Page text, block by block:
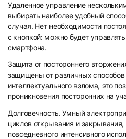
Удаленное управление
выбирать наиболее удобный
случая. Нет необходимости
с кнопкой: можно будет
смартфона.
Защита от постороннего
защищены от различных способов
интеллектуального взлома, это
проникновения посторонних на
Долговечность. Умный
циклов открывания и
повседневного интенсивного